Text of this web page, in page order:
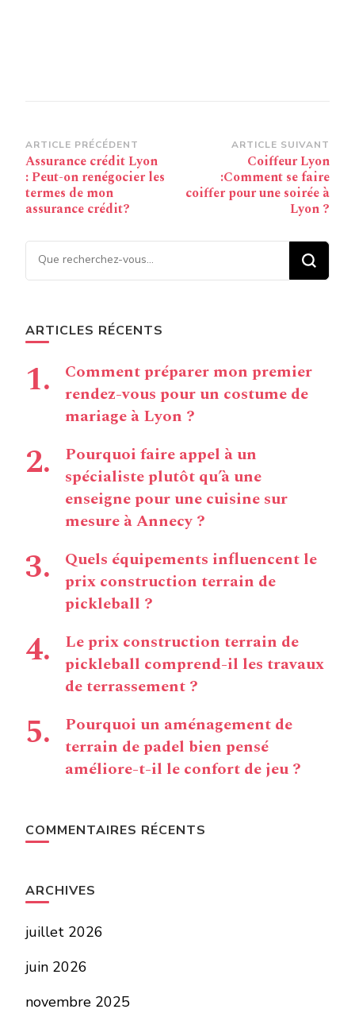
Navigation
d’article
ARTICLE PRÉCÉDENT
Assurance crédit Lyon
: Peut-on renégocier les
termes de mon
assurance crédit?
ARTICLE SUIVANT
Coiffeur Lyon
:Comment se faire
coiffer pour une soirée à
Lyon ?
Vous recherchiez quelque
chose ?
ARTICLES RÉCENTS
Comment préparer mon premier
rendez-vous pour un costume de
mariage à Lyon ?
Pourquoi faire appel à un
spécialiste plutôt qu’à une
enseigne pour une cuisine sur
mesure à Annecy ?
Quels équipements influencent le
prix construction terrain de
pickleball ?
Le prix construction terrain de
pickleball comprend-il les travaux
de terrassement ?
Pourquoi un aménagement de
terrain de padel bien pensé
améliore-t-il le confort de jeu ?
COMMENTAIRES RÉCENTS
ARCHIVES
juillet 2026
juin 2026
novembre 2025